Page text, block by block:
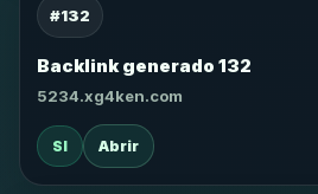
#132
Backlink generado 132
5234.xg4ken.com
SI Abrir